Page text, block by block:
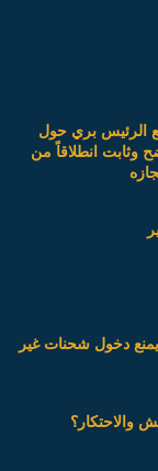
الرئيس بري حول
وثابت انطلاقاً من
دخول شحنات غير
والاحتكار؟